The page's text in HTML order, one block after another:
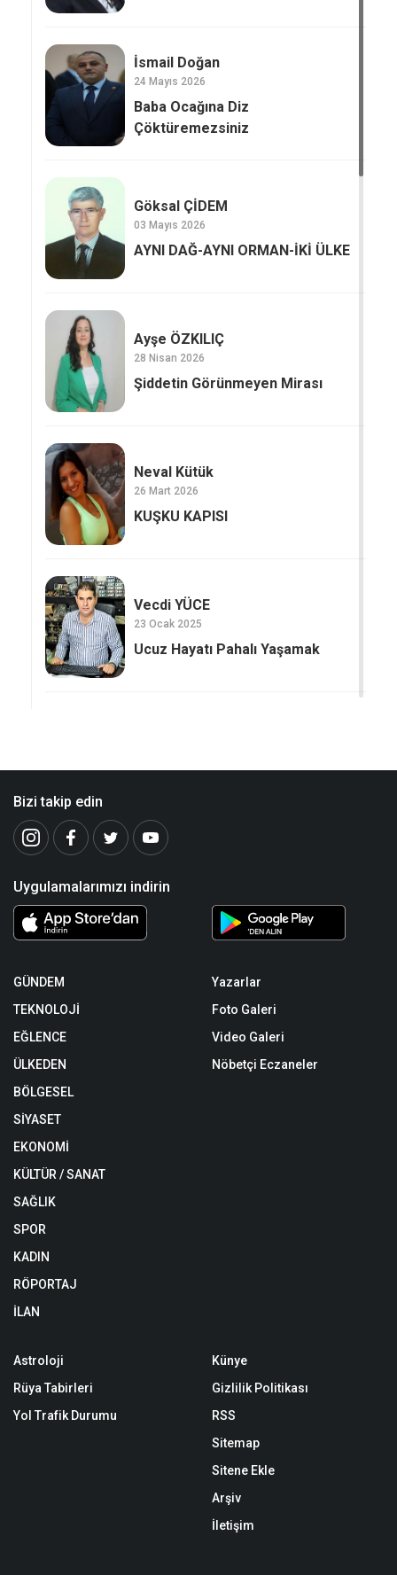
İsmail Doğan
24 Mayıs 2026
Baba Ocağına Diz
Çöktüremezsiniz
Göksal ÇİDEM
03 Mayıs 2026
AYNI DAĞ-AYNI ORMAN-İKİ ÜLKE
Ayşe ÖZKILIÇ
28 Nisan 2026
Şiddetin Görünmeyen Mirası
Neval Kütük
26 Mart 2026
KUŞKU KAPISI
Vecdi YÜCE
23 Ocak 2025
Ucuz Hayatı Pahalı Yaşamak
Bizi takip edin
Uygulamalarımızı indirin
GÜNDEM
TEKNOLOJİ
EĞLENCE
ÜLKEDEN
BÖLGESEL
SİYASET
EKONOMİ
KÜLTÜR / SANAT
SAĞLIK
SPOR
KADIN
RÖPORTAJ
İLAN
Yazarlar
Foto Galeri
Video Galeri
Nöbetçi Eczaneler
Astroloji
Rüya Tabirleri
Yol Trafik Durumu
Künye
Gizlilik Politikası
RSS
Sitemap
Sitene Ekle
Arşiv
İletişim